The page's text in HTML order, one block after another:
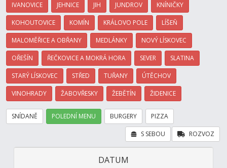
IVANOVICE JEHNICE JIH JUNDROV KNÍNIČKY
KOHOUTOVICE KOMÍN KRÁLOVO POLE LÍŠEŇ
MALOMĚŘICE A OBŘANY MEDLÁNKY NOVÝ LÍSKOVEC
OŘEŠÍN ŘEČKOVICE A MOKRÁ HORA SEVER SLATINA
STARÝ LÍSKOVEC STŘED TUŘANY ÚTĚCHOV
VINOHRADY ŽABOVŘESKY ŽEBĚTÍN ŽIDENICE
SNÍDANĚ POLEDNÍ MENU BURGERY PIZZA
ROZVOZ
S SEBOU
DATUM